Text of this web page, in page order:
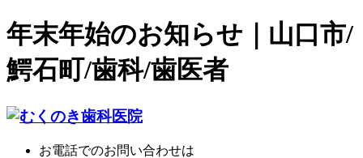
年末年始のお知らせ｜山口市/
鰐石町/歯科/歯医者
お電話でのお問い合わせは